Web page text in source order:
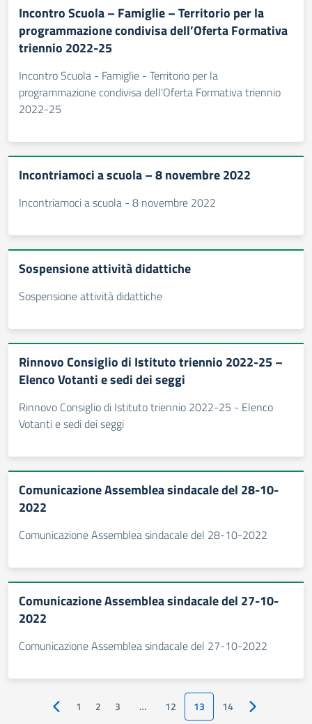
Incontro Scuola – Famiglie – Territorio per la
programmazione condivisa dell’Oferta Formativa
triennio 2022-25
Incontro Scuola - Famiglie - Territorio per la
programmazione condivisa dell'Oferta Formativa triennio
2022-25
Incontriamoci a scuola – 8 novembre 2022
Incontriamoci a scuola - 8 novembre 2022
Sospensione attività didattiche
Sospensione attività didattiche
Rinnovo Consiglio di Istituto triennio 2022-25 –
Elenco Votanti e sedi dei seggi
Rinnovo Consiglio di Istituto triennio 2022-25 - Elenco
Votanti e sedi dei seggi
Comunicazione Assemblea sindacale del 28-10-
2022
Comunicazione Assemblea sindacale del 28-10-2022
Comunicazione Assemblea sindacale del 27-10-
2022
Comunicazione Assemblea sindacale del 27-10-2022
Pagina precedente
1 2 3 … 12 13 14 Pagina